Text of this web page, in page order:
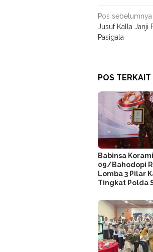
Navigasi
pos
Pos sebelumnya
Jusuf Kalla Janji
Pasigala
POS TERKAIT
Babinsa
09/Bahodopi
Lomba 3 Pilar
Tingkat Polda